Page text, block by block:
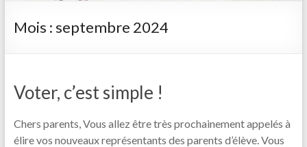
Mois : septembre 2024
Voter, c’est simple !
Chers parents, Vous allez être très prochainement appelés à
élire vos nouveaux représentants des parents d’élève. Vous